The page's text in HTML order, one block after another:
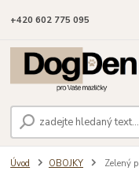
+420 602 775 095
Úvod OBOJKY Zelený